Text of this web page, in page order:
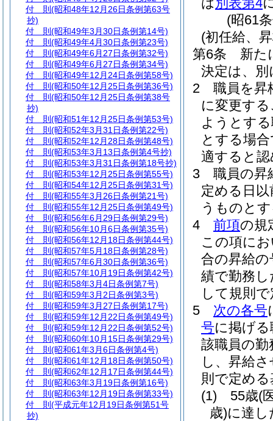
(昭61
(初任給、
第6条
新た
決定は、
2
職員を昇
に変更す
ようとす
とする場
適すると
3
職員の昇
定める日
うものと
4
前項の規
この項に
合の昇給
績で勤務
して規則
5
次の各号
号に掲げ
該職員の
し、昇給
則で定め
(1)
55歳(
歳)に達し
付 則 (昭和48年12月26日条例第63号
抄)
付 則 (昭和49年3月30日条例第14号)
付 則 (昭和49年4月30日条例第23号)
付 則 (昭和49年6月27日条例第32号)
付 則 (昭和49年6月27日条例第34号)
付 則 (昭和49年12月24日条例第58号)
付 則 (昭和50年12月25日条例第36号)
付 則 (昭和50年12月25日条例第38号
抄)
付 則 (昭和51年12月25日条例第53号)
付 則 (昭和52年3月31日条例第22号)
付 則 (昭和52年12月28日条例第48号)
付 則 (昭和53年3月13日条例第4号抄)
付 則 (昭和53年3月31日条例第18号抄)
付 則 (昭和53年12月25日条例第55号)
付 則 (昭和54年12月25日条例第31号)
付 則 (昭和55年3月26日条例第21号)
付 則 (昭和55年12月25日条例第49号)
付 則 (昭和56年6月29日条例第29号)
付 則 (昭和56年10月6日条例第35号)
付 則 (昭和56年12月18日条例第44号)
付 則 (昭和57年5月18日条例第28号)
付 則 (昭和57年6月30日条例第36号)
付 則 (昭和57年10月19日条例第42号)
付 則 (昭和58年3月4日条例第7号)
付 則 (昭和59年3月2日条例第3号)
付 則 (昭和59年3月27日条例第17号)
付 則 (昭和59年12月22日条例第49号)
付 則 (昭和59年12月22日条例第52号)
付 則 (昭和60年10月15日条例第29号)
付 則 (昭和61年3月6日条例第4号)
付 則 (昭和61年12月18日条例第50号)
付 則 (昭和62年12月17日条例第44号)
付 則 (昭和63年3月19日条例第16号)
付 則 (昭和63年12月19日条例第33号)
付 則 (平成元年12月19日条例第51号
抄)